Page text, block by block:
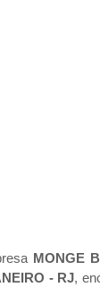
MONGE
- RJ,